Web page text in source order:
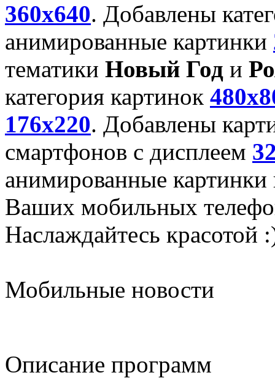
360x640. Добавлены
анимированные картинки
тематики Новый Год и
категория картинок
176x220. Добавлены
смартфонов с дисплеем
анимированные картинки
Ваших мобильных
Наслаждайтесь красотой
Мобильные новости
Описание программ